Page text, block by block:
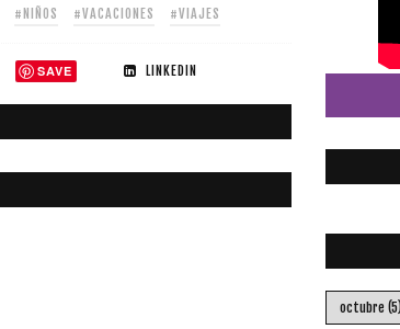
#NIÑOS #VACACIONES #VIAJES
SAVE LINKEDIN